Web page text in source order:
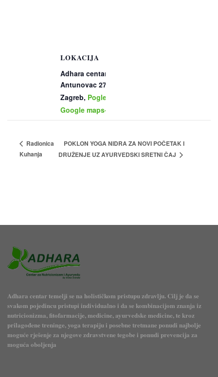
LOKACIJA
Adhara centar
Antunovac 27
Zagreb, Pogledaj na
Google maps-u
Radionica
Kuhanja
POKLON YOGA NIDRA ZA NOVI POČETAK I
DRUŽENJE UZ AYURVEDSKI SRETNI ČAJ
Adhara centar temelji se na holističkom pristupu zdravlju. Cilj je da se
svakom pojedincu pristupi individualno i da se kombinacijom znanja iz
nutricionizma, fitofarmacije, medicine, ayurvedske medicine, te kroz
prilagođene treninge, yoga terapiju i posebne tretmane ponudi najbolje
moguće rješenje za njegove zdravstvene tegobe i ponudi prevencija za
moguća oboljenja